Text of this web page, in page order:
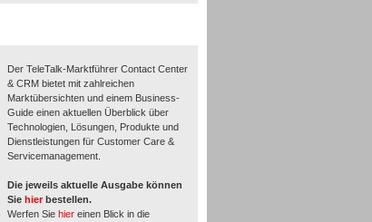
Der TeleTalk-Marktführer Contact Center
& CRM bietet mit zahlreichen
Marktübersichten und einem Business-
Guide einen aktuellen Überblick über
Technologien, Lösungen, Produkte und
Dienstleistungen für Customer Care &
Servicemanagement.
Die jeweils aktuelle Ausgabe können
Sie hier bestellen.
Werfen Sie hier einen Blick in die